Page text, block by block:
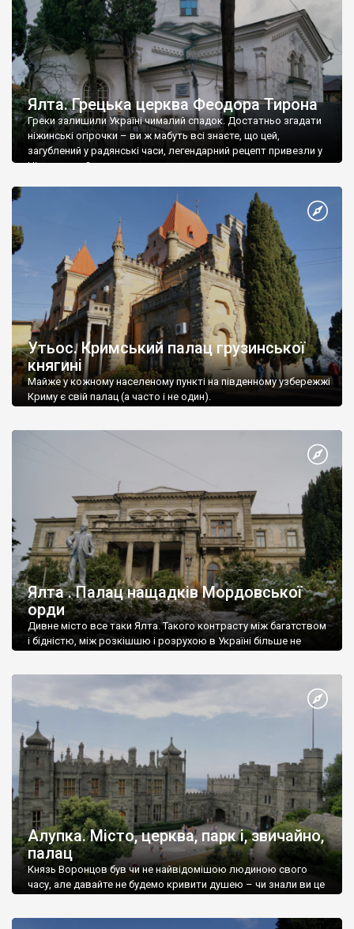
Ялта. Грецька церква Феодора Тирона
Греки залишили Україні чималий спадок. Достатньо згадати
ніжинські огірочки – ви ж мабуть всі знаєте, що цей,
загублений у радянські часи, легендарний рецепт привезли у
Ніжин греки?
Утьос. Кримський палац грузинської
княгині
Майже у кожному населеному пункті на південному узбережжі
Криму є свій палац (а часто і не один).
Ялта . Палац нащадків Мордовської
орди
Дивне місто все таки Ялта. Такого контрасту між багатством
і бідністю, між розкішшю і розрухою в Україні більше не
Алупка. Місто, церква, парк і, звичайно,
палац
Князь Воронцов був чи не найвідомішою людиною свого
часу, але давайте не будемо кривити душею – чи знали ви це